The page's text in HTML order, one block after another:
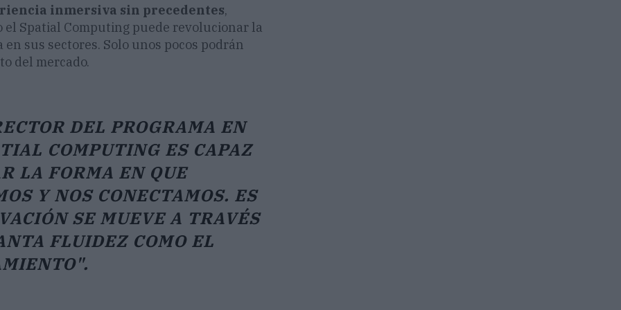
inmersiva sin precedentes,
Spatial Computing puede revolucionar la
sus sectores. Solo unos pocos podrán
del mercado.
DEL PROGRAMA EN
COMPUTING ES CAPAZ
LA FORMA EN QUE
Y NOS CONECTAMOS. ES
SE MUEVE A TRAVÉS
FLUIDEZ COMO EL